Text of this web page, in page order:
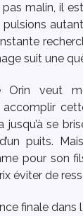
pas malin, il
suit une
Orin veut
jusqu’à se
puits.
pour son
éviter de
finale dans